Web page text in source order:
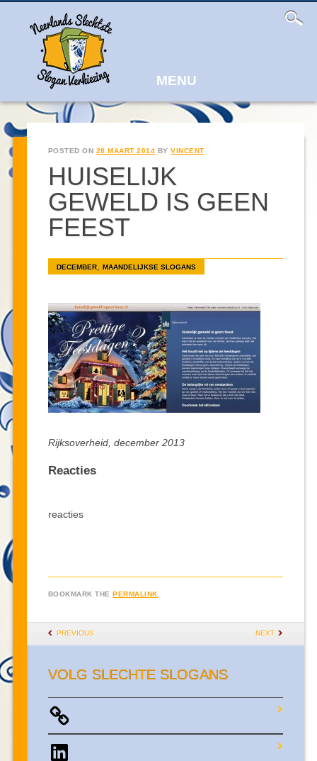
MENU
POSTED ON 28 MAART 2014 BYVINCENT
HUISELIJK
GEWELD IS GEEN
FEEST
DECEMBER, MAANDELIJKSE SLOGANS
Rijksoverheid, december 2013
Reacties
reacties
BOOKMARK THEPERMALINK.
POST NAVIGATION
PREVIOUS NEXT
VOLG SLECHTE SLOGANS
LinkedIn